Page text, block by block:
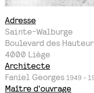
Adresse
Sainte-Walburge
Boulevard des
4000 Liège
Architecte
Faniel Georges 1949 -
Maître d'ouvrage